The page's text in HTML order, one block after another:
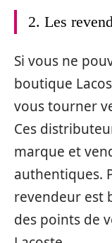
2. Les
Si vous ne
boutique
vous tourner
Ces
marque et
authentiques.
revendeur est
des points de